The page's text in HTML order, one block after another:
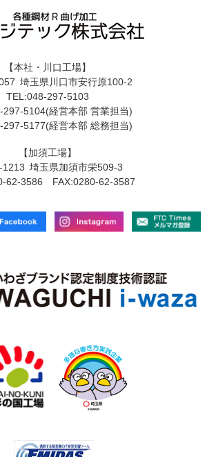
【本社・川口工場】
埼玉県川口市安行原100-2
TEL:048-297-5103
297-5104(経営本部 営業担当)
297-5177(経営本部 総務担当)
【加須工場】
1213 埼玉県加須市栄509-3
62-3586 FAX:0280-62-3587